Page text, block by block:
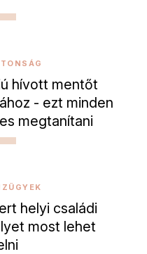
hívott mentőt
- ezt minden
megtanítani
helyi családi
most lehet